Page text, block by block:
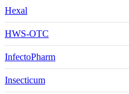
Hexal
HWS-OTC
InfectoPharm
Insecticum